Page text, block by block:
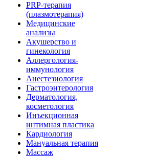
PRP-терапия
(плазмотерапия)
Медицинские
анализы
Акушерство и
гинекология
Аллергология-
иммунология
Анестезиология
Гастроэнтерология
Дерматология,
косметология
Инъекционная
интимная пластика
Кардиология
Мануальная терапия
Массаж